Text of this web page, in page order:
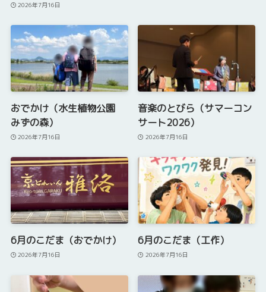
2026年7月16日
おでかけ（水生植物公園
みずの森）
2026年7月16日
音楽のとびら（サマーコン
サート2026）
2026年7月16日
6月のこだま（おでかけ）
2026年7月16日
6月のこだま（工作）
2026年7月16日